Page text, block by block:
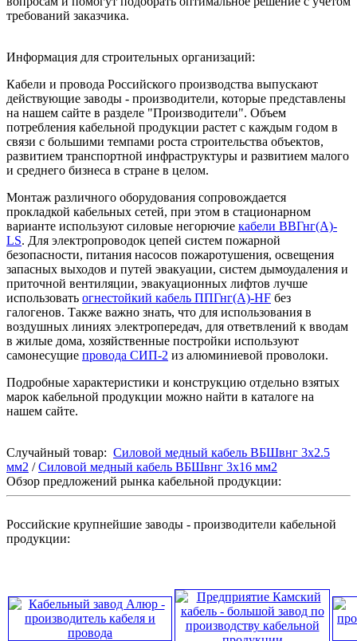
требований заказчика.
Информация для строительных организаций:
Кабели и провода Российского производства выпускают
действующие заводы - производители, которые представлены
на нашем сайте в разделе "Производители". Объем
потребления кабельной продукции растет с каждым годом в
связи с большими темпами роста строительства объектов,
развитием транспортной инфраструктуры и развитием малого
и среднего бизнеса в стране в целом.
Монтаж различного оборудования сопровождается
прокладкой кабельных сетей, при этом в стационарном
варианте используют силовые негорючие кабели ВВГнг(А)-
LS. Для электропроводок цепей систем пожарной
безопасности, питания насосов пожаротушения, освещения
запасных выходов и путей эвакуации, систем дымоудаления и
приточной вентиляции, эвакуационных лифтов лучше
использовать огнестойкий кабель ППГнг(А)-HF без
галогенов. Также важно знать, что для использования в
воздушных линиях электропередач, для ответвлений к вводам
в жилые дома, хозяйственные постройки используют
самонесущие провода СИП-2 из алюминиевой проволоки.
Подробные характеристики и конструкцию отдельно взятых
марок кабельной продукции можно найти в каталоге на
нашем сайте.
Случайный товар: Силовой медный кабель ВБШвнг 3х2.5
мм2 /Силовой медный кабель ВБШвнг 3х16 мм2
Обзор предложений рынка кабельной продукции:
Российские крупнейшие заводы - производители кабельной
продукции: